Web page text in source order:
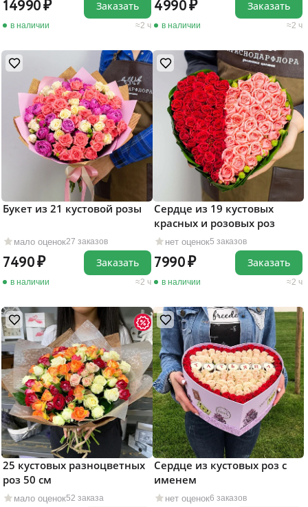
14990
в наличии 2 ч
Заказать 4990
в наличии 2 ч
Заказать
мало оценок27 заказов
Букет из 21 кустовой розы
7490
в наличии 2 ч
Заказать
нет оценок5 заказов
Сердце из 19 кустовых
красных и розовых роз
7990
в наличии 2 ч
Заказать
мало оценок52 заказа
25 кустовых разноцветных
роз 50 см
нет оценок6 заказов
Сердце из кустовых роз с
именем